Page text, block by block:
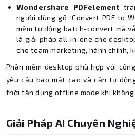
Wondershare PDFelement
người dùng gõ “Convert PDF to
mềm tự động batch-convert mà
là giải pháp all‑in‑one cho
cho team marketing, hành chính,
Phần mềm desktop phù hợp với
yêu cầu bảo mật cao và cần tự
thời tận dụng offline mode khi
Giải Pháp AI Chuyên